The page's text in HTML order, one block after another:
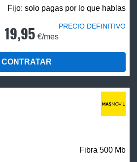
Fijo: solo pagas por lo que hablas
19,95 €/mes
PRECIO DEFINITIVO
CONTRATAR
Fibra 500 Mb